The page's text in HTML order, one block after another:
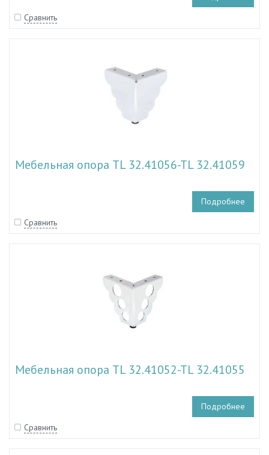
Сравнить
Мебельная опора TL 32.41056-TL 32.41059
Подробнее
Сравнить
Мебельная опора TL 32.41052-TL 32.41055
Подробнее
Сравнить